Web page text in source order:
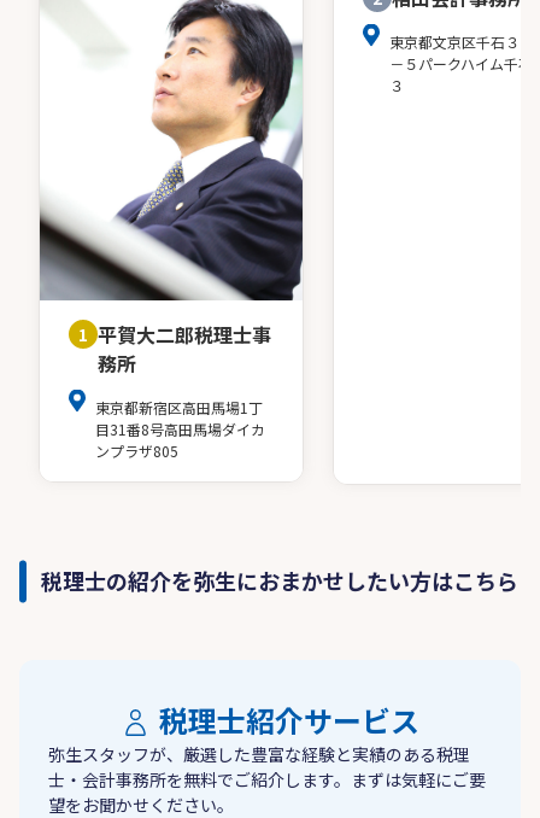
1 平賀大二郎税理士事
務所
東京都新宿区高田馬場1丁
目31番8号高田馬場ダイカ
ンプラザ805
東京都文京区千石３－
－５パークハイム千石
３
税理士の紹介を弥生におまかせしたい方はこちら
税理士紹介サービス
弥生スタッフが、厳選した豊富な経験と実績のある税理
士・会計事務所を無料でご紹介します。まずは気軽にご要
望をお聞かせください。